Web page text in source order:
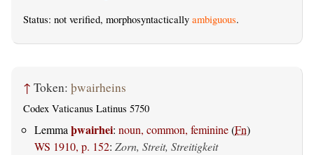
Status: not verified, morphosyntactically ambiguous.
↑ Token: þwairheins
Codex Vaticanus Latinus 5750
Lemma þwairhei: noun, common, feminine(Fn)
WS 1910, p. 152: Zorn, Streit, Streitigkeit